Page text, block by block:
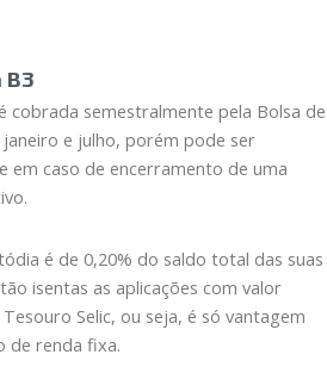
B3
cobrada semestralmente pela Bolsa de
e julho, porém pode ser
em caso de encerramento de uma
é de 0,20% do saldo total das suas
isentas as aplicações com valor
Selic, ou seja, é só vantagem
de renda fixa.